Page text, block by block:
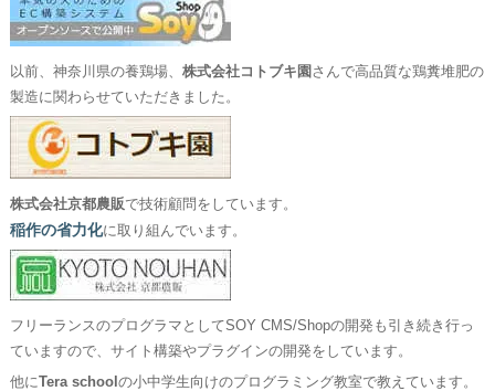
以前、神奈川県の養鶏場、 株式会社コトブキ園 さんで高品質な鶏糞堆肥の
製造に関わらせていただきました。
株式会社京都農販で技術顧問をしています。
稲作の省力化に取り組んでいます。
フリーランスのプログラマとしてSOY CMS/Shopの開発も引き続き行っ
ていますので、サイト構築やプラグインの開発をしています。
他にTera school の小中学生向けのプログラミング教室で教えています。